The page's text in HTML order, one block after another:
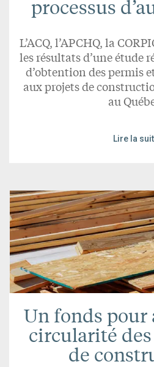
processus
L’ACQ, l’APCHQ, la
les résultats d’une étude
d’obtention des permis
aux projets de
au
Lire la
Un fonds pour
circularité
de